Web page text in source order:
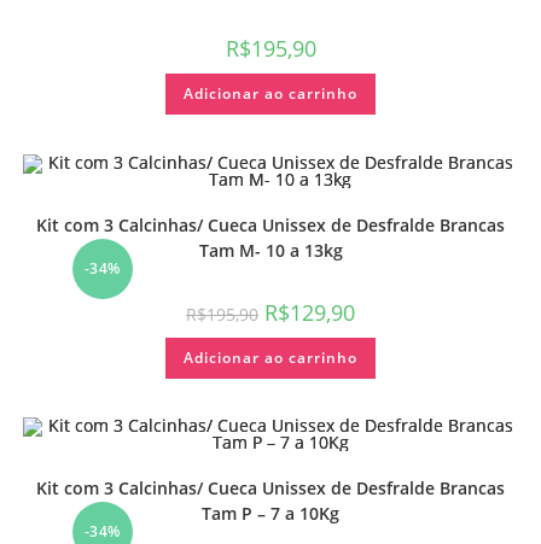
R$195,90
Adicionar ao carrinho
-34%
Kit com 3 Calcinhas/ Cueca Unissex de Desfralde Brancas
Tam M- 10 a 13kg
R$195,90 R$129,90
Adicionar ao carrinho
-34%
Kit com 3 Calcinhas/ Cueca Unissex de Desfralde Brancas
Tam P – 7 a 10Kg